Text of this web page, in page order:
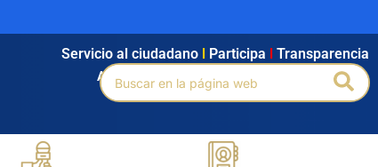
Agendamiento Intranet Búsqueda avanzada
Servicio al ciudadano Participa Transparencia
Buscar
por: